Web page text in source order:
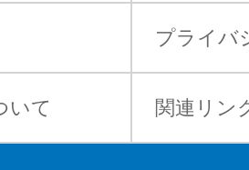
プライバ
いて 関連リン